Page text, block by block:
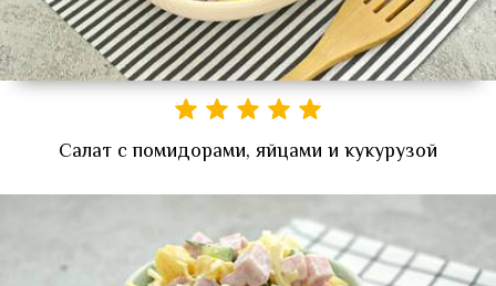
Салат с помидорами, яйцами и кукурузой